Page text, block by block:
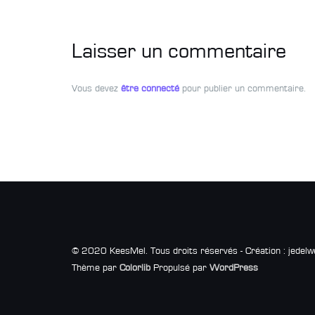
Laisser un commentaire
Vous devez être connecté pour publier un commentaire.
© 2020 KeesMel. Tous droits réservés - Création :
Thème par Colorlib Propulsé par WordPress